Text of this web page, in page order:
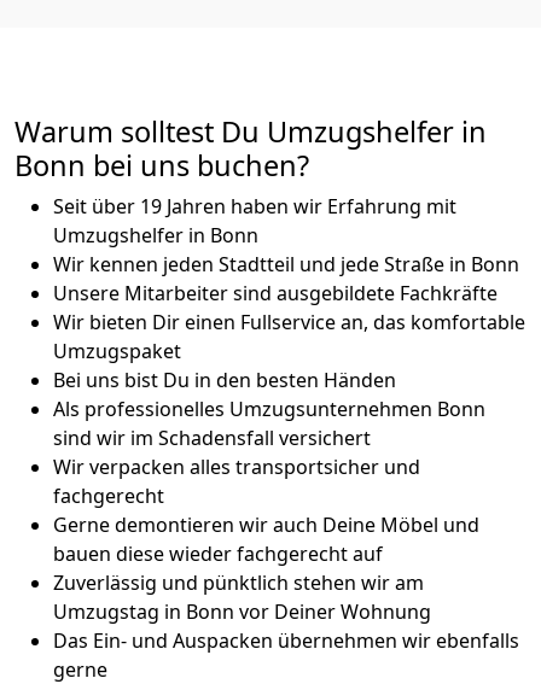
Warum solltest Du Umzugshelfer in
Bonn bei uns buchen?
Seit über 19 Jahren haben wir Erfahrung mit
Umzugshelfer in Bonn
Wir kennen jeden Stadtteil und jede Straße in Bonn
Unsere Mitarbeiter sind ausgebildete Fachkräfte
Wir bieten Dir einen Fullservice an, das komfortable
Umzugspaket
Bei uns bist Du in den besten Händen
Als professionelles Umzugsunternehmen Bonn
sind wir im Schadensfall versichert
Wir verpacken alles transportsicher und
fachgerecht
Gerne demontieren wir auch Deine Möbel und
bauen diese wieder fachgerecht auf
Zuverlässig und pünktlich stehen wir am
Umzugstag in Bonn vor Deiner Wohnung
Das Ein- und Auspacken übernehmen wir ebenfalls
gerne